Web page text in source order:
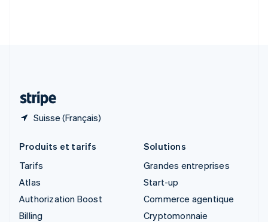
Suisse (Français)
Produits et tarifs
Tarifs
Atlas
Authorization Boost
Billing
Solutions
Grandes entreprises
Start-up
Commerce agentique
Cryptomonnaie